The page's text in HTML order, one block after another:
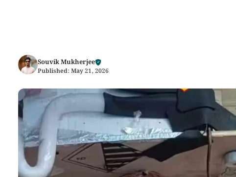
Souvik Mukherjee
Published: May 21, 2026